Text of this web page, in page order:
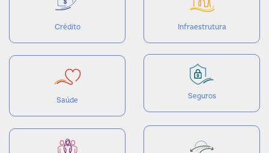
Crédito Infraestrutura
Saúde Seguros